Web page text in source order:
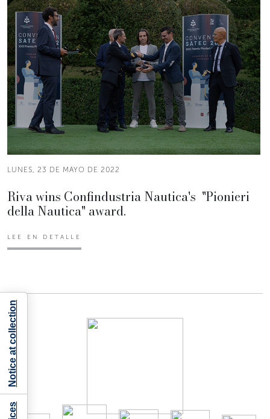
LUNES, 23 DE MAYO DE 2022
Riva wins Confindustria Nautica's "Pionieri
della Nautica" award.
LEE EN DETALLE
Notice at collection